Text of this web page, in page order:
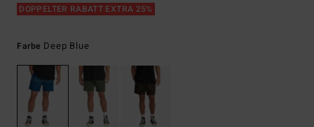
DOPPELTER RABATT EXTRA 25%
Farbe Deep Blue